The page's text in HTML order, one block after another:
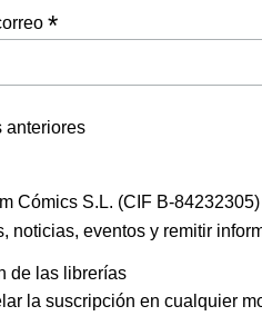
*
anteriores
Cómics S.L. (CIF B-
noticias, eventos y remitir
de las librerías
la suscripción en cualquier